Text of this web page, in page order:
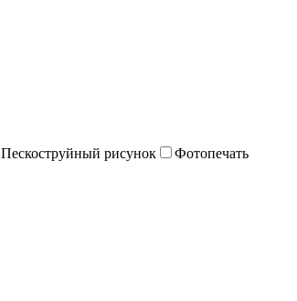
Пескоструйный рисунок
Фотопечать